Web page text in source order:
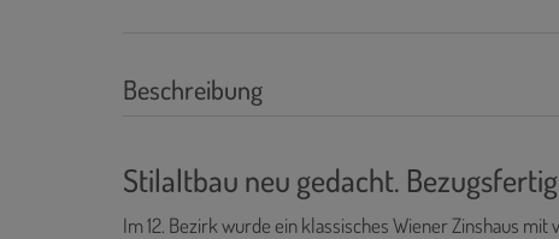
Beschreibung
Stilaltbau neu gedacht.
Im 12. Bezirk wurde ein klassisches Wiener Zinshaus